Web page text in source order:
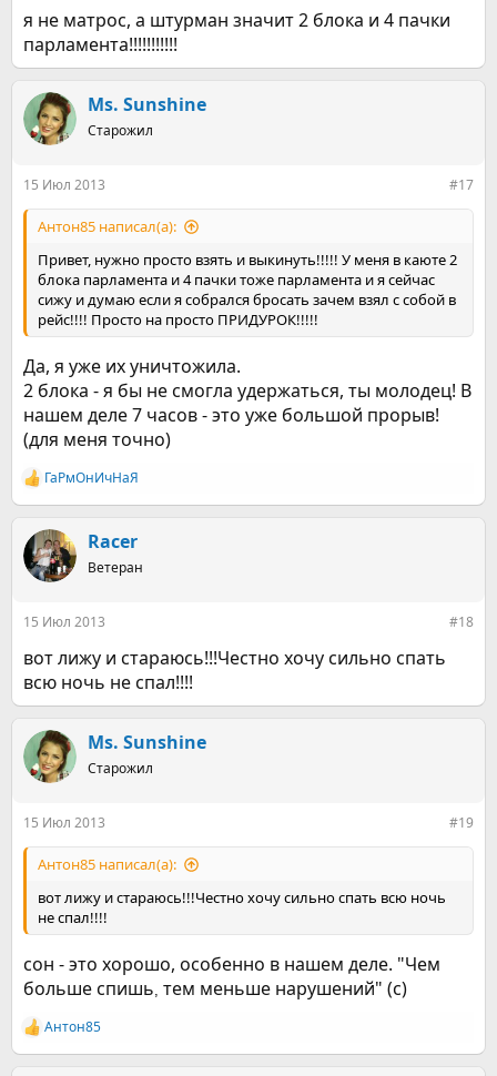
я не матрос, а штурман значит 2 блока и 4 пачки
парламента!!!!!!!!!!!
Ms. Sunshine
Старожил
15 Июл 2013 #17
Антон85 написал(а):
Привет, нужно просто взять и выкинуть!!!!! У меня в каюте 2
блока парламента и 4 пачки тоже парламента и я сейчас
сижу и думаю если я собрался бросать зачем взял с собой в
рейс!!!! Просто на просто ПРИДУРОК!!!!!
Да, я уже их уничтожила.
2 блока - я бы не смогла удержаться, ты молодец! В
нашем деле 7 часов - это уже большой прорыв!
(для меня точно)
Р
е
к
ц
и
ГаРмОнИчНаЯ
Racer
Ветеран
15 Июл 2013 #18
вот лижу и стараюсь!!!Честно хочу сильно спать
всю ночь не спал!!!!
Ms. Sunshine
Старожил
15 Июл 2013 #19
Антон85 написал(а):
вот лижу и стараюсь!!!Честно хочу сильно спать всю ночь
не спал!!!!
сон - это хорошо, особенно в нашем деле. "Чем
больше спишь, тем меньше нарушений" (c)
Р
е
Антон85